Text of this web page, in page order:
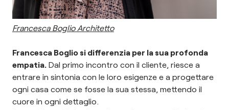
Francesca Boglio Architetto
Francesca Boglio si differenzia per la sua profonda
empatia. Dal primo incontro con il cliente, riesce a
entrare in sintonia con le loro esigenze e a progettare
ogni casa come se fosse la sua stessa, mettendo il
cuore in ogni dettaglio.